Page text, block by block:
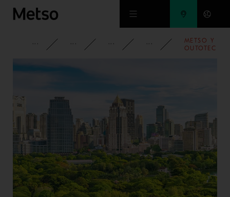
Ir al contenido principal
INFORMACIÓN CORPORATIVA
MEDIOS DE COMUNICACIÓN
NOTICIAS 2019
METSO Y
OUTOTEC